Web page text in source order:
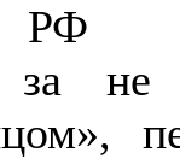
РФ
за